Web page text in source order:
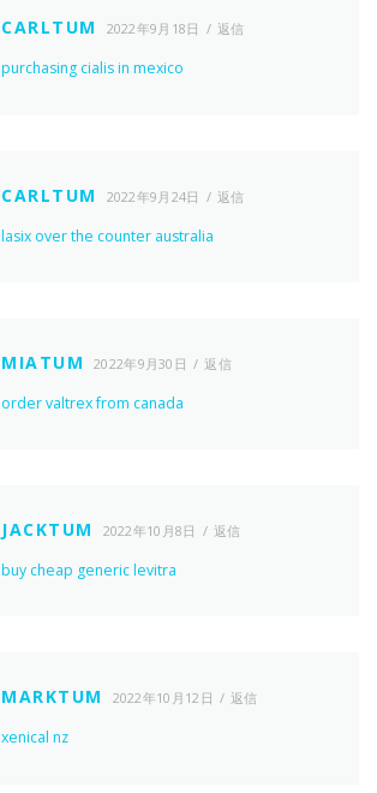
CARLTUM 2022年9月18日 返信
purchasing cialis in mexico
CARLTUM 2022年9月24日 返信
lasix over the counter australia
MIATUM 2022年9月30日 返信
order valtrex from canada
JACKTUM 2022年10月8日 返信
buy cheap generic levitra
MARKTUM 2022年10月12日 返信
xenical nz